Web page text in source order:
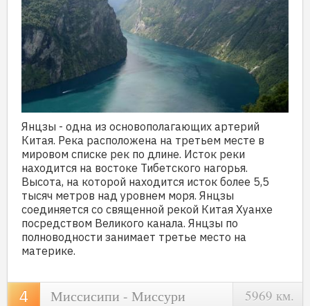
Янцзы - одна из основополагающих артерий
Китая. Река расположена на третьем месте в
мировом списке рек по длине. Исток реки
находится на востоке Тибетского нагорья.
Высота, на которой находится исток более 5,5
тысяч метров над уровнем моря. Янцзы
соединяется со священной рекой Китая Хуанхе
посредством Великого канала. Янцзы по
полноводности занимает третье место на
материке.
Миссисипи - Миссури 5969 км.